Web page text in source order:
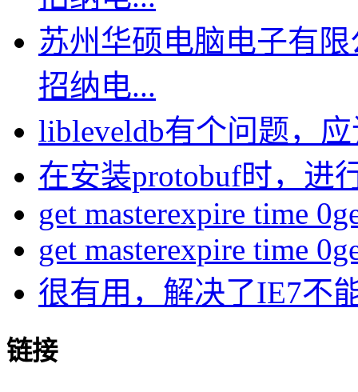
苏州华硕电脑电子有
招纳电...
libleveldb有个问题，
在安装protobuf时，进
get masterexpire time
get masterexpire time
很有用，解决了IE7不
链接